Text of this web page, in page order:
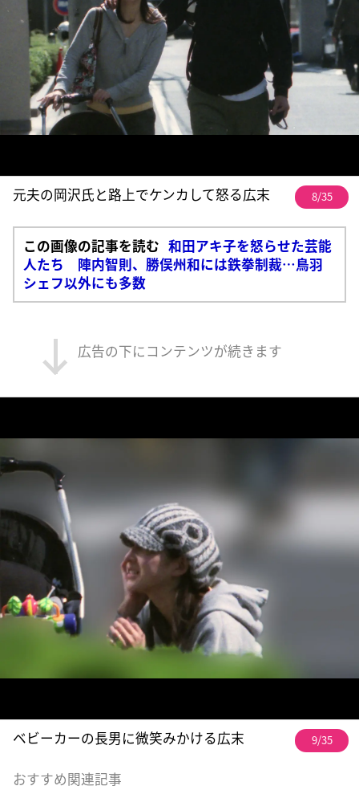
元夫の岡沢氏と路上でケンカして怒る広末 8/35
この画像の記事を読む 和田アキ子を怒らせた芸能
人たち 陣内智則、勝俣州和には鉄拳制裁…鳥羽
シェフ以外にも多数
広告の下にコンテンツが続きます
ベビーカーの長男に微笑みかける広末 9/35
おすすめ関連記事